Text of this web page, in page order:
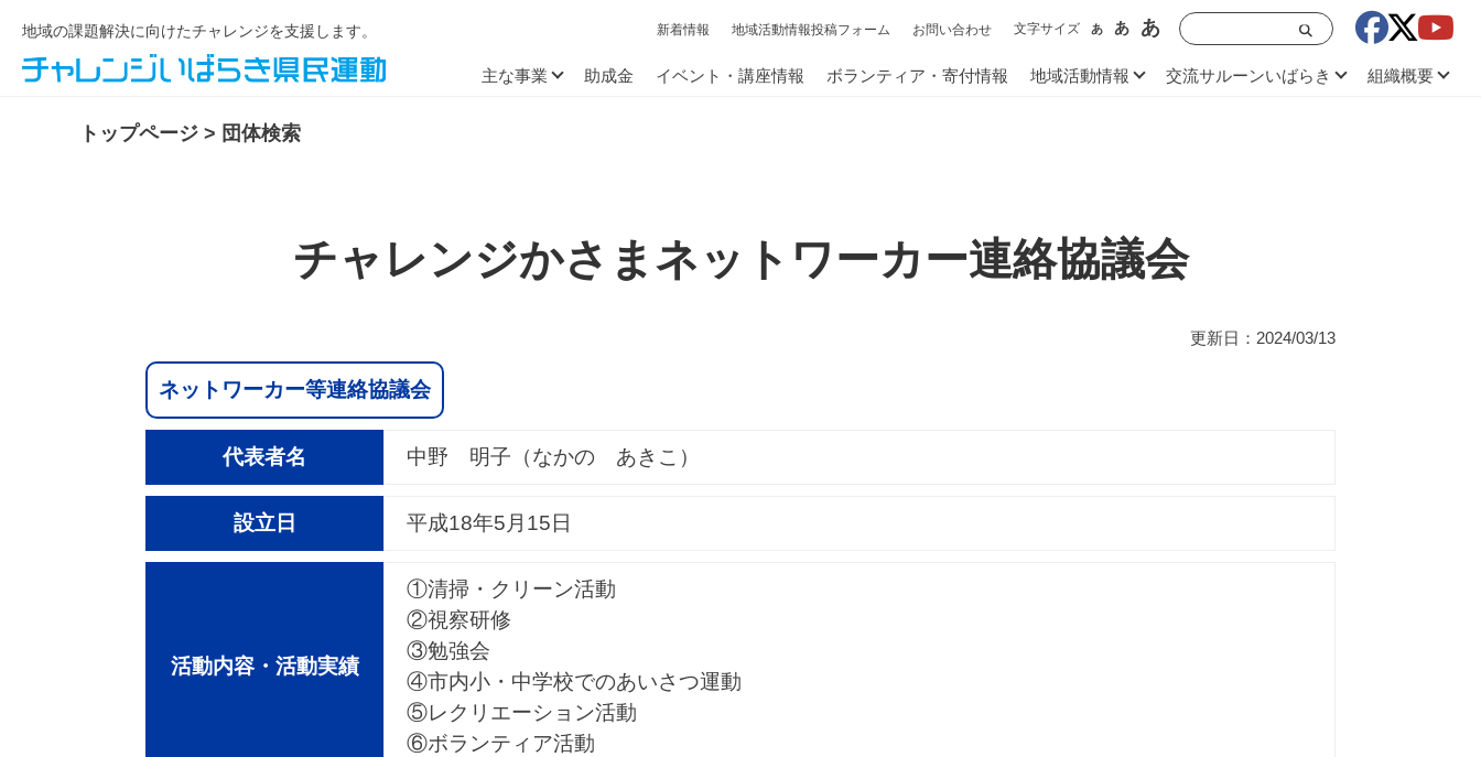
地域の課題解決に向けたチャレンジを支援します。 新着情報 地域活動情報投稿フォーム お問い合わせ 文字サイズ あ あ あ
主な事業 助成金 イベント・講座情報 ボランティア・寄付情報 地域活動情報 交流サルーンいばらき 組織概要
トップページ > 団体検索
チャレンジかさまネットワーカー連絡協議会
更新日：2024/03/13
ネットワーカー等連絡協議会
代表者名 中野 明子（なかの あきこ）
設立日 平成18年5月15日
活動内容・活動実績
①清掃・クリーン活動
②視察研修
③勉強会
④市内小・中学校でのあいさつ運動
⑤レクリエーション活動
⑥ボランティア活動